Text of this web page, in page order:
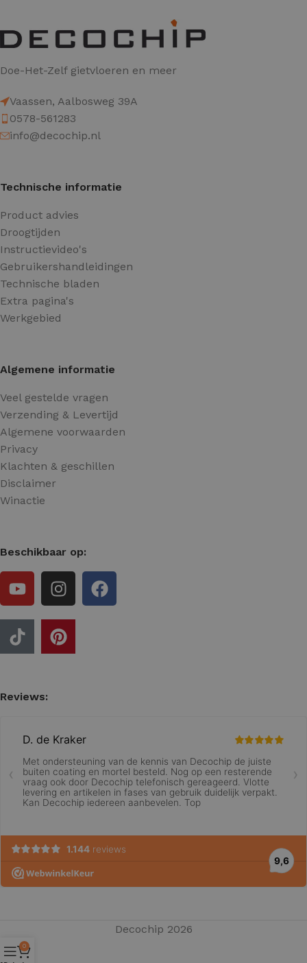
Doe-Het-Zelf gietvloeren en meer
Vaassen, Aalbosweg 39A
0578-561283
info@decochip.nl
Technische informatie
Product advies
Droogtijden
Instructievideo's
Gebruikershandleidingen
Technische bladen
Extra pagina's
Werkgebied
Algemene informatie
Veel gestelde vragen
Verzending & Levertijd
Algemene voorwaarden
Privacy
Klachten & geschillen
Disclaimer
Winactie
Beschikbaar op:
Reviews:
Decochip 2026
0